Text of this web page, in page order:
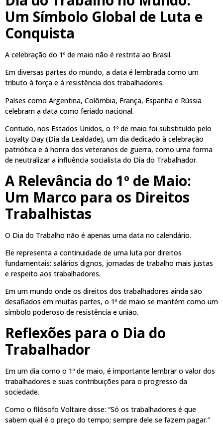
Um Símbolo Global de Luta e
Conquista
A celebração do 1º de maio não é restrita ao Brasil.
Em diversas partes do mundo, a data é lembrada como um
tributo à força e à resistência dos trabalhadores.
Países como Argentina, Colômbia, França, Espanha e Rússia
celebram a data como feriado nacional.
Contudo, nos Estados Unidos, o 1º de maio foi substituído pelo
Loyalty Day (Dia da Lealdade), um dia dedicado à celebração
patriótica e à honra dos veteranos de guerra, como uma forma
de neutralizar a influência socialista do Dia do Trabalhador.
A Relevância do 1º de Maio:
Um Marco para os Direitos
Trabalhistas
O Dia do Trabalho não é apenas uma data no calendário.
Ele representa a continuidade de uma luta por direitos
fundamentais: salários dignos, jornadas de trabalho mais justas
e respeito aos trabalhadores.
Em um mundo onde os direitos dos trabalhadores ainda são
desafiados em muitas partes, o 1º de maio se mantém como um
símbolo poderoso de resistência e união.
Reflexões para o Dia do
Trabalhador
Em um dia como o 1º de maio, é importante lembrar o valor dos
trabalhadores e suas contribuições para o progresso da
sociedade.
Como o filósofo Voltaire disse: “Só os trabalhadores é que
sabem qual é o preço do tempo; sempre dele se fazem pagar.”